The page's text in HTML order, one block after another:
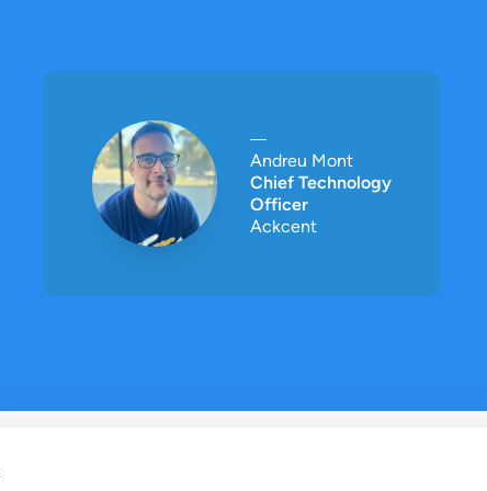
Andreu Mont
Chief Technology
Officer
Ackcent